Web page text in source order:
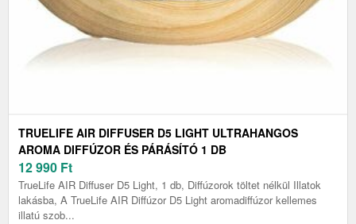
TRUELIFE AIR DIFFUSER D5 LIGHT ULTRAHANGOS
AROMA DIFFÚZOR ÉS PÁRÁSÍTÓ 1 DB
12 990 Ft
TrueLife AIR Diffuser D5 Light, 1 db, Diffúzorok töltet nélkül Illatok
lakásba, A TrueLife AIR Diffúzor D5 Light aromadiffúzor kellemes
illatú szob...